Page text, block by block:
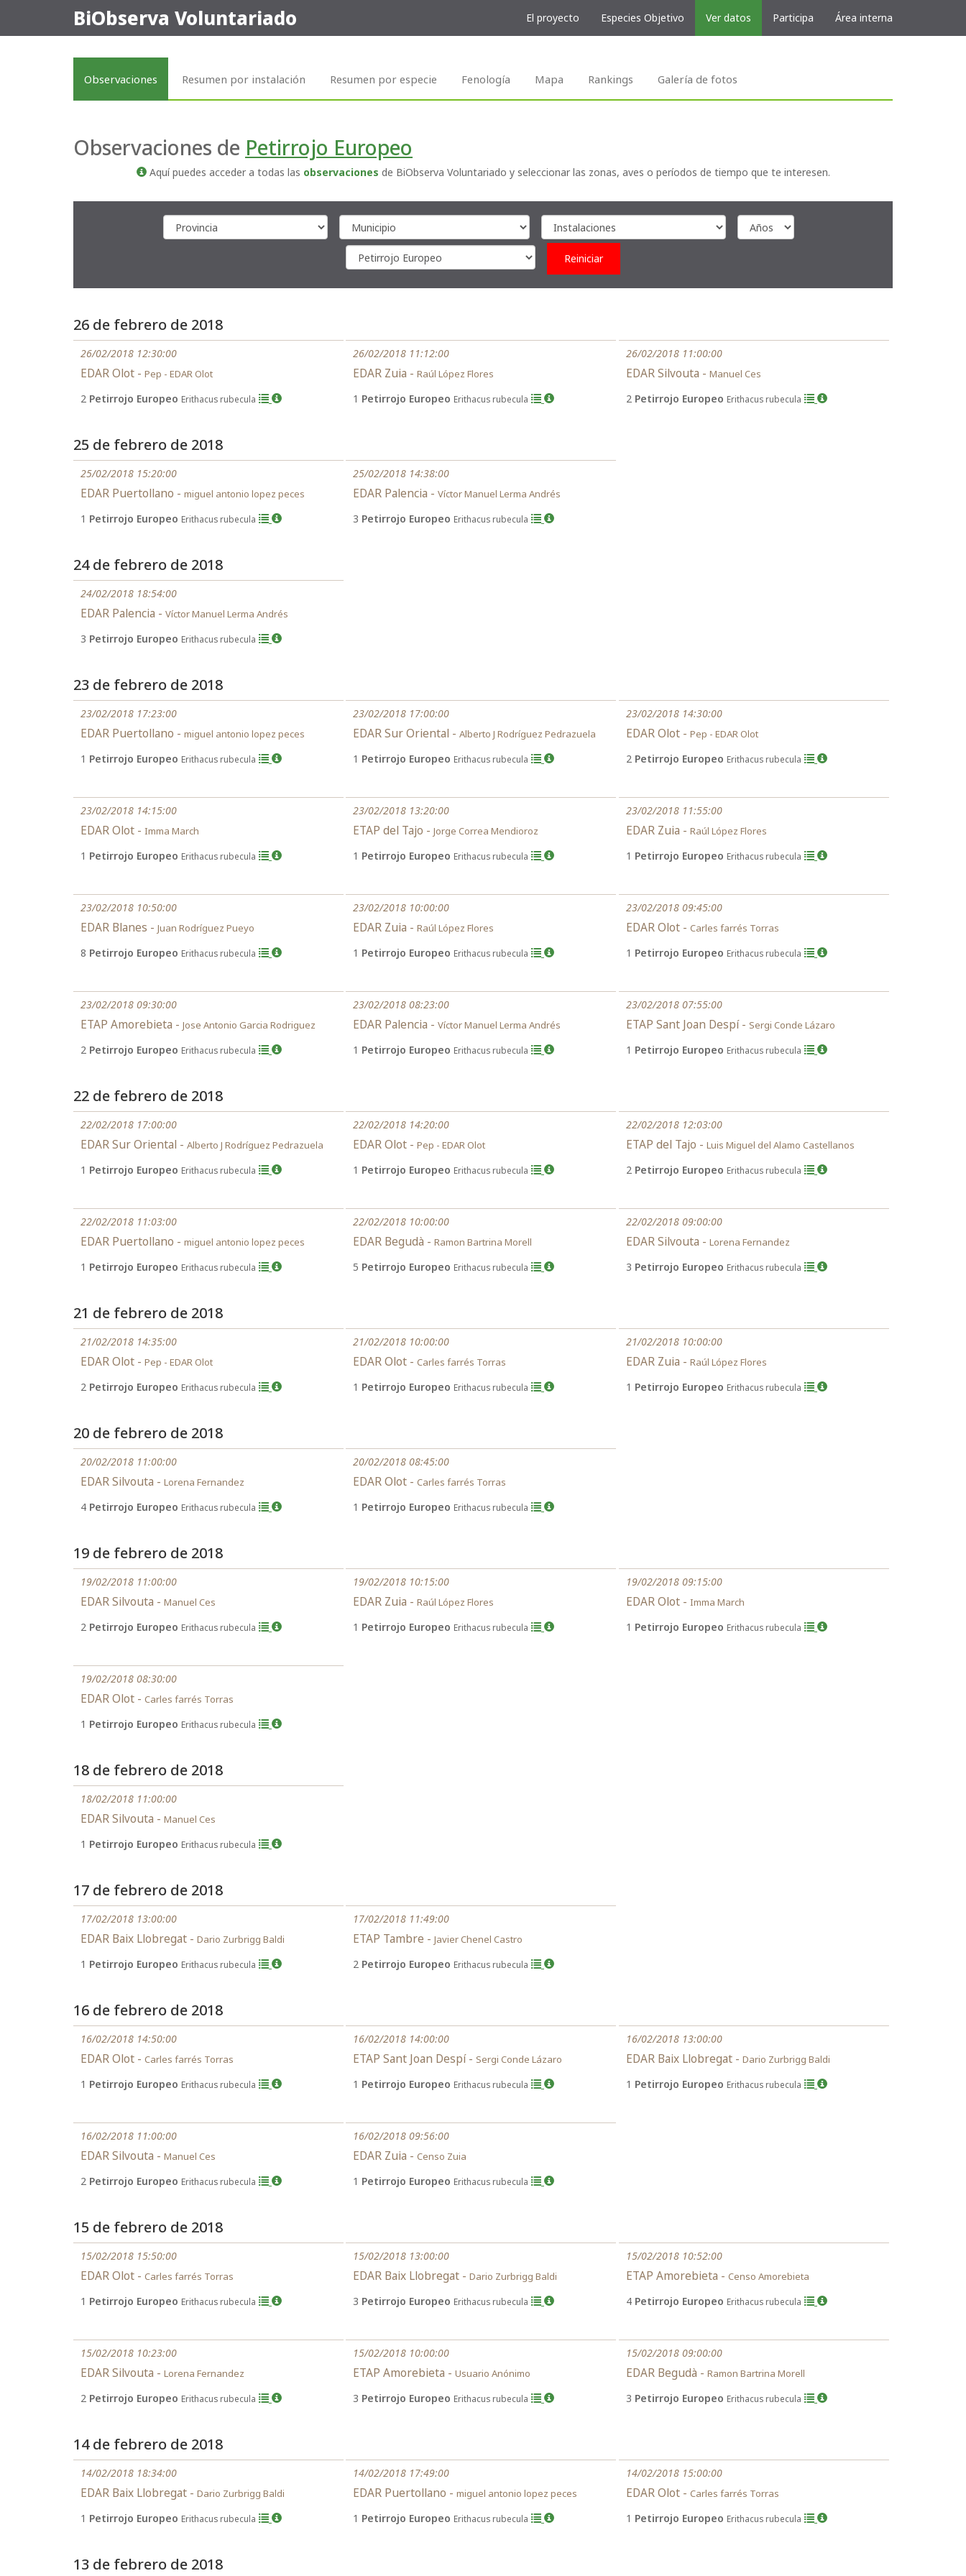
BiObserva Voluntariado El proyecto Especies Objetivo Ver datos Participa Área interna
Observaciones Resumen por instalación Resumen por especie Fenología Mapa Rankings Galería de fotos
Observaciones de Petirrojo Europeo
Aquí puedes acceder a todas las observaciones de BiObserva Voluntariado y seleccionar las zonas, aves o períodos de tiempo que te interesen.
Reiniciar
26 de febrero de 2018
26/02/2018 12:30:00
EDAR Olot - Pep - EDAR Olot
2 Petirrojo Europeo Erithacus rubecula
26/02/2018 11:12:00
EDAR Zuia - Raúl López Flores
1 Petirrojo Europeo Erithacus rubecula
26/02/2018 11:00:00
EDAR Silvouta - Manuel Ces
2 Petirrojo Europeo Erithacus rubecula
25 de febrero de 2018
25/02/2018 15:20:00
EDAR Puertollano - miguel antonio lopez peces
1 Petirrojo Europeo Erithacus rubecula
25/02/2018 14:38:00
EDAR Palencia - Víctor Manuel Lerma Andrés
3 Petirrojo Europeo Erithacus rubecula
24 de febrero de 2018
24/02/2018 18:54:00
EDAR Palencia - Víctor Manuel Lerma Andrés
3 Petirrojo Europeo Erithacus rubecula
23 de febrero de 2018
23/02/2018 17:23:00
EDAR Puertollano - miguel antonio lopez peces
1 Petirrojo Europeo Erithacus rubecula
23/02/2018 17:00:00
EDAR Sur Oriental - Alberto J Rodríguez Pedrazuela
1 Petirrojo Europeo Erithacus rubecula
23/02/2018 14:30:00
EDAR Olot - Pep - EDAR Olot
2 Petirrojo Europeo Erithacus rubecula
23/02/2018 14:15:00
EDAR Olot - Imma March
1 Petirrojo Europeo Erithacus rubecula
23/02/2018 13:20:00
ETAP del Tajo - Jorge Correa Mendioroz
1 Petirrojo Europeo Erithacus rubecula
23/02/2018 11:55:00
EDAR Zuia - Raúl López Flores
1 Petirrojo Europeo Erithacus rubecula
23/02/2018 10:50:00
EDAR Blanes - Juan Rodríguez Pueyo
8 Petirrojo Europeo Erithacus rubecula
23/02/2018 10:00:00
EDAR Zuia - Raúl López Flores
1 Petirrojo Europeo Erithacus rubecula
23/02/2018 09:45:00
EDAR Olot - Carles farrés Torras
1 Petirrojo Europeo Erithacus rubecula
23/02/2018 09:30:00
ETAP Amorebieta - Jose Antonio Garcia Rodriguez
2 Petirrojo Europeo Erithacus rubecula
23/02/2018 08:23:00
EDAR Palencia - Víctor Manuel Lerma Andrés
1 Petirrojo Europeo Erithacus rubecula
23/02/2018 07:55:00
ETAP Sant Joan Despí - Sergi Conde Lázaro
1 Petirrojo Europeo Erithacus rubecula
22 de febrero de 2018
22/02/2018 17:00:00
EDAR Sur Oriental - Alberto J Rodríguez Pedrazuela
1 Petirrojo Europeo Erithacus rubecula
22/02/2018 14:20:00
EDAR Olot - Pep - EDAR Olot
1 Petirrojo Europeo Erithacus rubecula
22/02/2018 12:03:00
ETAP del Tajo - Luis Miguel del Alamo Castellanos
2 Petirrojo Europeo Erithacus rubecula
22/02/2018 11:03:00
EDAR Puertollano - miguel antonio lopez peces
1 Petirrojo Europeo Erithacus rubecula
22/02/2018 10:00:00
EDAR Begudà - Ramon Bartrina Morell
5 Petirrojo Europeo Erithacus rubecula
22/02/2018 09:00:00
EDAR Silvouta - Lorena Fernandez
3 Petirrojo Europeo Erithacus rubecula
21 de febrero de 2018
21/02/2018 14:35:00
EDAR Olot - Pep - EDAR Olot
2 Petirrojo Europeo Erithacus rubecula
21/02/2018 10:00:00
EDAR Olot - Carles farrés Torras
1 Petirrojo Europeo Erithacus rubecula
21/02/2018 10:00:00
EDAR Zuia - Raúl López Flores
1 Petirrojo Europeo Erithacus rubecula
20 de febrero de 2018
20/02/2018 11:00:00
EDAR Silvouta - Lorena Fernandez
4 Petirrojo Europeo Erithacus rubecula
20/02/2018 08:45:00
EDAR Olot - Carles farrés Torras
1 Petirrojo Europeo Erithacus rubecula
19 de febrero de 2018
19/02/2018 11:00:00
EDAR Silvouta - Manuel Ces
2 Petirrojo Europeo Erithacus rubecula
19/02/2018 10:15:00
EDAR Zuia - Raúl López Flores
1 Petirrojo Europeo Erithacus rubecula
19/02/2018 09:15:00
EDAR Olot - Imma March
1 Petirrojo Europeo Erithacus rubecula
19/02/2018 08:30:00
EDAR Olot - Carles farrés Torras
1 Petirrojo Europeo Erithacus rubecula
18 de febrero de 2018
18/02/2018 11:00:00
EDAR Silvouta - Manuel Ces
1 Petirrojo Europeo Erithacus rubecula
17 de febrero de 2018
17/02/2018 13:00:00
EDAR Baix Llobregat - Dario Zurbrigg Baldi
1 Petirrojo Europeo Erithacus rubecula
17/02/2018 11:49:00
ETAP Tambre - Javier Chenel Castro
2 Petirrojo Europeo Erithacus rubecula
16 de febrero de 2018
16/02/2018 14:50:00
EDAR Olot - Carles farrés Torras
1 Petirrojo Europeo Erithacus rubecula
16/02/2018 14:00:00
ETAP Sant Joan Despí - Sergi Conde Lázaro
1 Petirrojo Europeo Erithacus rubecula
16/02/2018 13:00:00
EDAR Baix Llobregat - Dario Zurbrigg Baldi
1 Petirrojo Europeo Erithacus rubecula
16/02/2018 11:00:00
EDAR Silvouta - Manuel Ces
2 Petirrojo Europeo Erithacus rubecula
16/02/2018 09:56:00
EDAR Zuia - Censo Zuia
1 Petirrojo Europeo Erithacus rubecula
15 de febrero de 2018
15/02/2018 15:50:00
EDAR Olot - Carles farrés Torras
1 Petirrojo Europeo Erithacus rubecula
15/02/2018 13:00:00
EDAR Baix Llobregat - Dario Zurbrigg Baldi
3 Petirrojo Europeo Erithacus rubecula
15/02/2018 10:52:00
ETAP Amorebieta - Censo Amorebieta
4 Petirrojo Europeo Erithacus rubecula
15/02/2018 10:23:00
EDAR Silvouta - Lorena Fernandez
2 Petirrojo Europeo Erithacus rubecula
15/02/2018 10:00:00
ETAP Amorebieta - Usuario Anónimo
3 Petirrojo Europeo Erithacus rubecula
15/02/2018 09:00:00
EDAR Begudà - Ramon Bartrina Morell
3 Petirrojo Europeo Erithacus rubecula
14 de febrero de 2018
14/02/2018 18:34:00
EDAR Baix Llobregat - Dario Zurbrigg Baldi
1 Petirrojo Europeo Erithacus rubecula
14/02/2018 17:49:00
EDAR Puertollano - miguel antonio lopez peces
1 Petirrojo Europeo Erithacus rubecula
14/02/2018 15:00:00
EDAR Olot - Carles farrés Torras
1 Petirrojo Europeo Erithacus rubecula
13 de febrero de 2018